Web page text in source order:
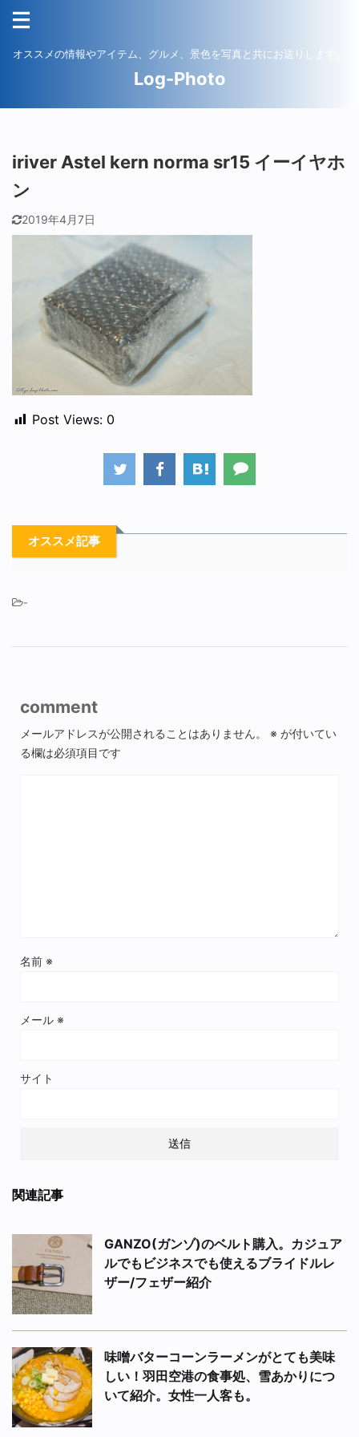
オススメの情報やアイテム、グルメ、景色を写真と共にお送りします。
Log-Photo
iriver Astel kern norma sr15 イーイヤホ
ン
2019年4月7日
Post Views: 0
オススメ記事
-
comment
メールアドレスが公開されることはありません。 ※ が付いてい
る欄は必須項目です
名前 ※
メール ※
サイト
関連記事
GANZO(ガンゾ)のベルト購入。カジュア
ルでもビジネスでも使えるブライドルレ
ザー/フェザー紹介
味噌バターコーンラーメンがとても美味
しい！羽田空港の食事処、雪あかりにつ
いて紹介。女性一人客も。